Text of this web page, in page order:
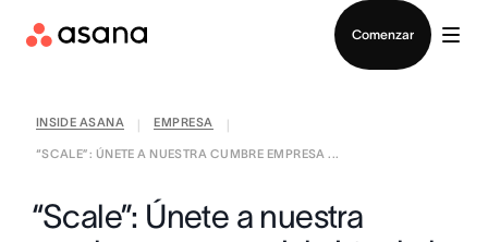
Comenzar
INSIDE ASANA EMPRESA
“SCALE”: ÚNETE A NUESTRA CUMBRE EMPRESA ...
“Scale”: Únete a nuestra